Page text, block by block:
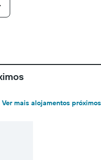
Ver mais alojamentos próximos